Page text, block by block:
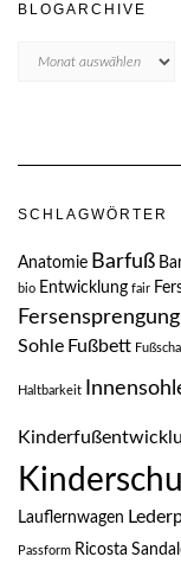
BLOGARCHIVE
SCHLAGWÖRTER
Anatomie Barfuß
bio Entwicklung fair
Fersensprengung
Sohle Fußbett
Haltbarkeit
Lauflernwagen
Passform Ricosta